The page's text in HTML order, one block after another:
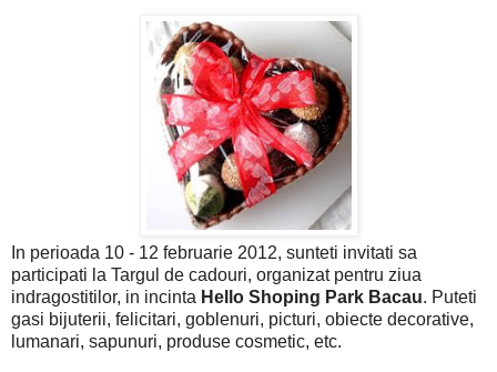
In perioada 10 - 12 februarie 2012, sunteti invitati sa
participati la Targul de cadouri, organizat pentru ziua
indragostitilor, in incinta Hello Shoping Park Bacau. Puteti
gasi bijuterii, felicitari, goblenuri, picturi, obiecte decorative,
lumanari, sapunuri, produse cosmetic, etc.